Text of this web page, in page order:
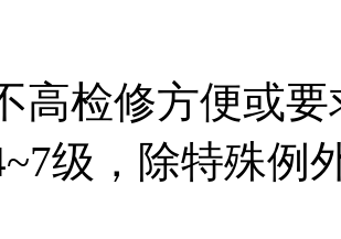
高检修方便或
级，除特殊例